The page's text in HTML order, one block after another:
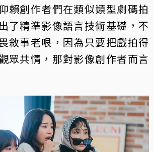
賴創作者們在類似類型劇碼拍
了精準影像語言技術基礎，不
敘事老哏，因為只要把戲拍得
眾共情，那對影像創作者而言